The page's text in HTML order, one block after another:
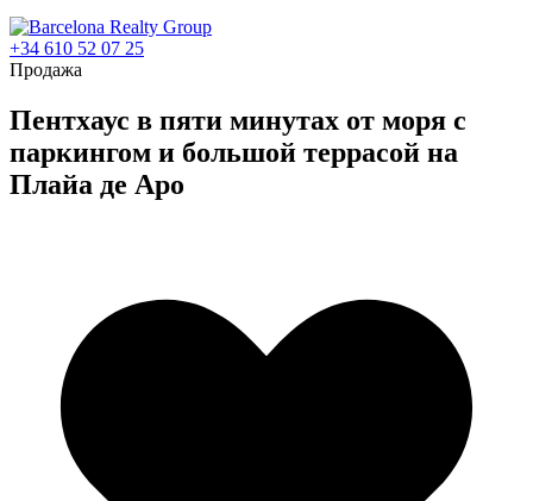
+34 610 52 07 25
Продажа
Пентхаус в пяти минутах от моря с
паркингом и большой террасой на
Плайа де Аро